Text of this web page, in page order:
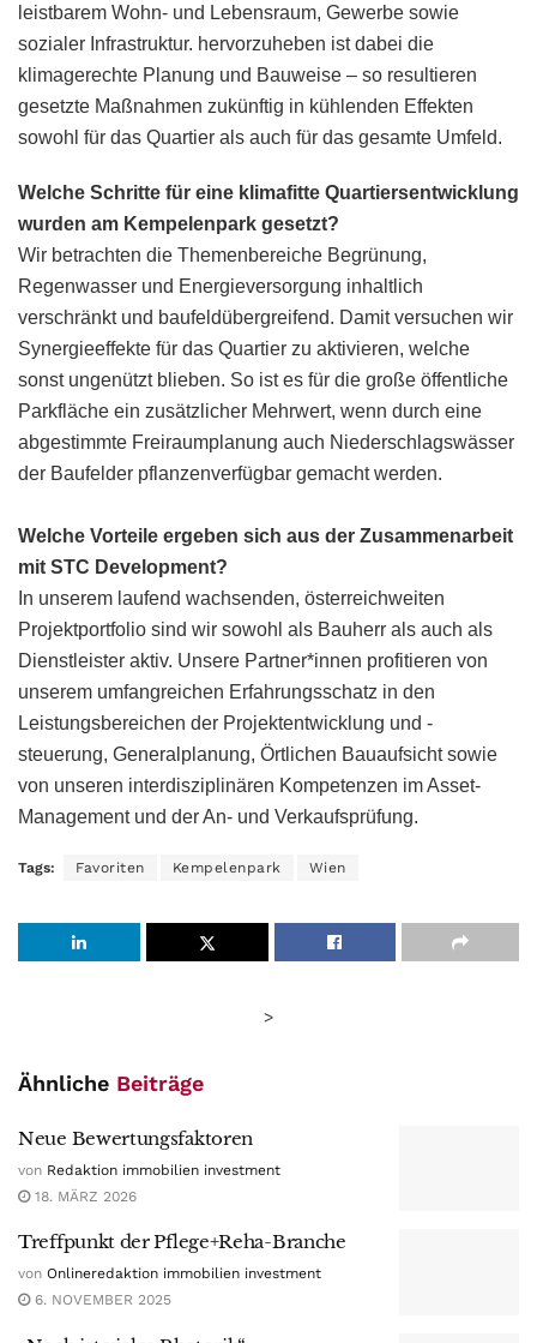
leistbarem Wohn- und Lebensraum, Gewerbe sowie
sozialer Infrastruktur. hervorzuheben ist dabei die
klimagerechte Planung und Bauweise – so resultieren
gesetzte Maßnahmen zukünftig in kühlenden Effekten
sowohl für das Quartier als auch für das gesamte Umfeld.
Welche Schritte für eine klimafitte Quartiersentwicklung
wurden am Kempelenpark gesetzt?
Wir betrachten die Themenbereiche Begrünung,
Regenwasser und Energieversorgung inhaltlich
verschränkt und baufeldübergreifend. Damit versuchen wir
Synergieeffekte für das Quartier zu aktivieren, welche
sonst ungenützt blieben. So ist es für die große öffentliche
Parkfläche ein zusätzlicher Mehrwert, wenn durch eine
abgestimmte Freiraumplanung auch Niederschlagswässer
der Baufelder pflanzenverfügbar gemacht werden.
Welche Vorteile ergeben sich aus der Zusammenarbeit
mit STC Development?
In unserem laufend wachsenden, österreichweiten
Projektportfolio sind wir sowohl als Bauherr als auch als
Dienstleister aktiv. Unsere Partner*innen profitieren von
unserem umfangreichen Erfahrungsschatz in den
Leistungsbereichen der Projektentwicklung und -
steuerung, Generalplanung, Örtlichen Bauaufsicht sowie
von unseren interdisziplinären Kompetenzen im Asset-
Management und der An- und Verkaufsprüfung.
Tags: Favoriten Kempelenpark Wien
>
Ähnliche Beiträge
Neue Bewertungsfaktoren
von Redaktion immobilien investment
18. MÄRZ 2026
Treffpunkt der Pflege+Reha-Branche
von Onlineredaktion immobilien investment
6. NOVEMBER 2025